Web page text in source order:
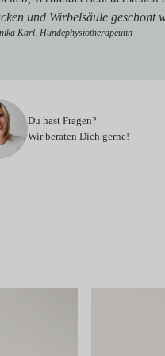
und Wirbelsäule geschont
Karl, Hundephysiotherapeutin
Du hast Fragen?
Wir beraten Dich gerne!